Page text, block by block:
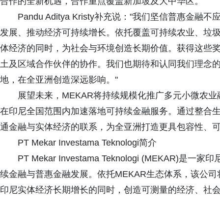
Pandu Aditya Kristy补充说："我们坚信普惠金融不
发展、推动经济可持续增长。依托覆盖可持续农业、垃
体经济的同时，为社会与环境创造长期价值。获得这些
土及区域合作伙伴的协作。我们也期待和认同我们理念
地，在全亚洲创造深远影响。"
展望未来，MEKAR将持续规模化推广多元小微农
在印尼全国范围内加速落地可持续金融服务。通过整合
通金融与实体经济的联系，为全亚洲打造更具包容性、
PT Mekar Investama Teknologi简介
PT Mekar Investama Teknologi (MEKAR)是一家
续金融与普惠金融发展。依托MEKAR生态体系，该公
印尼实体经济长期增长的同时，创造可测量的经济、社